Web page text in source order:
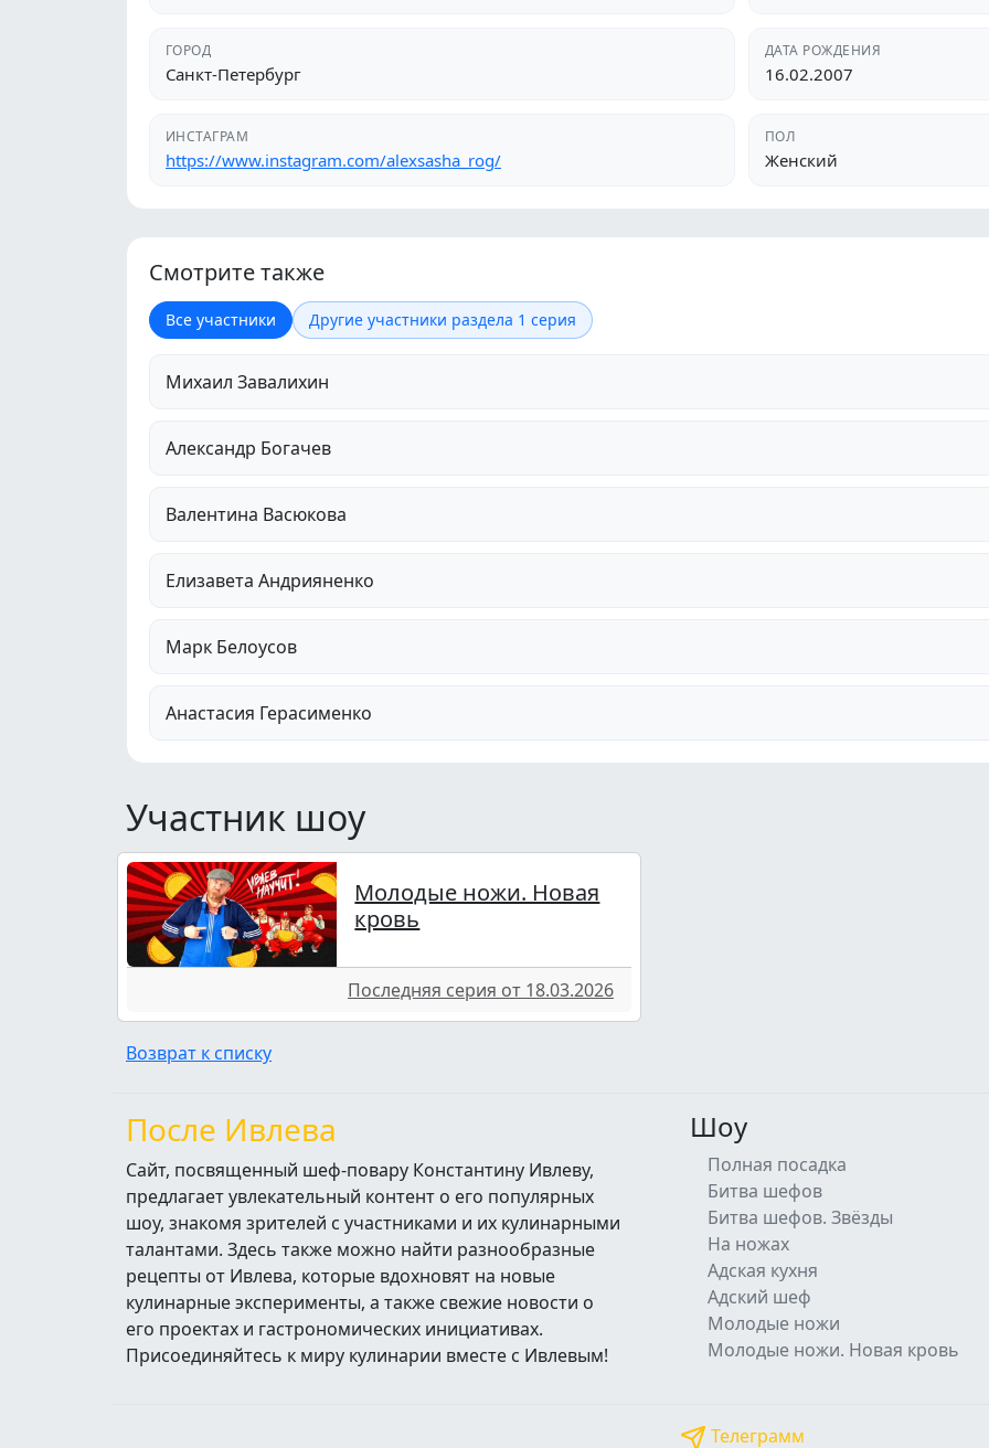
ГОРОД
Санкт-Петербург
ДАТА РОЖДЕНИЯ
16.02.2007
ИНСТАГРАМ
https://www.instagram.com/alexsasha_rog/
ПОЛ
Женский
Смотрите также
Все участники Другие участники раздела 1 серия
Михаил Завалихин
Александр Богачев
Валентина Васюкова
Елизавета Андрияненко
Марк Белоусов
Анастасия Герасименко
Участник шоу
Молодые ножи. Новая
кровь
Последняя серия от 18.03.2026
Возврат к списку
После Ивлева
Сайт, посвященный шеф-повару Константину Ивлеву,
предлагает увлекательный контент о его популярных
шоу, знакомя зрителей с участниками и их кулинарными
талантами. Здесь также можно найти разнообразные
рецепты от Ивлева, которые вдохновят на новые
кулинарные эксперименты, а также свежие новости о
его проектах и гастрономических инициативах.
Присоединяйтесь к миру кулинарии вместе с Ивлевым!
Шоу
Полная посадка
Битва шефов
Битва шефов. Звёзды
На ножах
Адская кухня
Адский шеф
Молодые ножи
Молодые ножи. Новая кровь
Телеграмм